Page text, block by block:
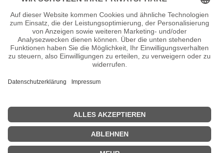
Nobelpreisträger († 1985)
György Orth, ungarischer Fußballspieler und -trainer († 1962)